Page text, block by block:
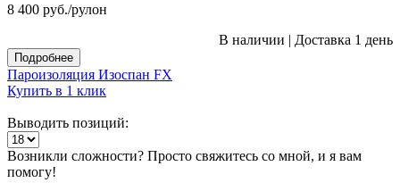
8 400 руб./рулон
В наличии | Доставка 1 день
Подробнее
Пароизоляция Изоспан FX
Купить в 1 клик
Выводить позиций:
Возникли сложности? Просто свяжитесь со мной, и я вам
помогу!